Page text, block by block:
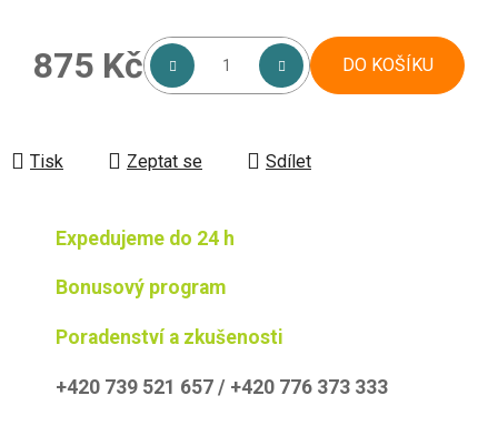
875 Kč DO KOŠÍKU
Tisk Zeptat se Sdílet
Expedujeme do 24 h
Bonusový program
Poradenství a zkušenosti
+420 739 521 657 / +420 776 373 333